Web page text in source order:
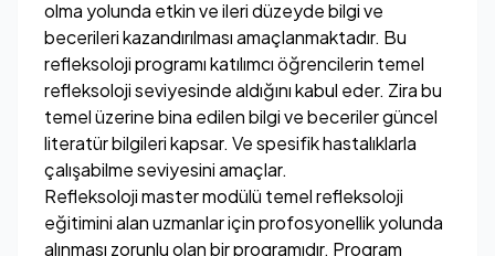
olma yolunda etkin ve ileri düzeyde bilgi ve
becerileri kazandırılması amaçlanmaktadır. Bu
refleksoloji programı katılımcı öğrencilerin temel
refleksoloji seviyesinde aldığını kabul eder. Zira bu
temel üzerine bina edilen bilgi ve beceriler güncel
literatür bilgileri kapsar. Ve spesifik hastalıklarla
çalışabilme seviyesini amaçlar.
Refleksoloji master modülü temel refleksoloji
eğitimini alan uzmanlar için profosyonellik yolunda
alınması zorunlu olan bir programıdır. Program